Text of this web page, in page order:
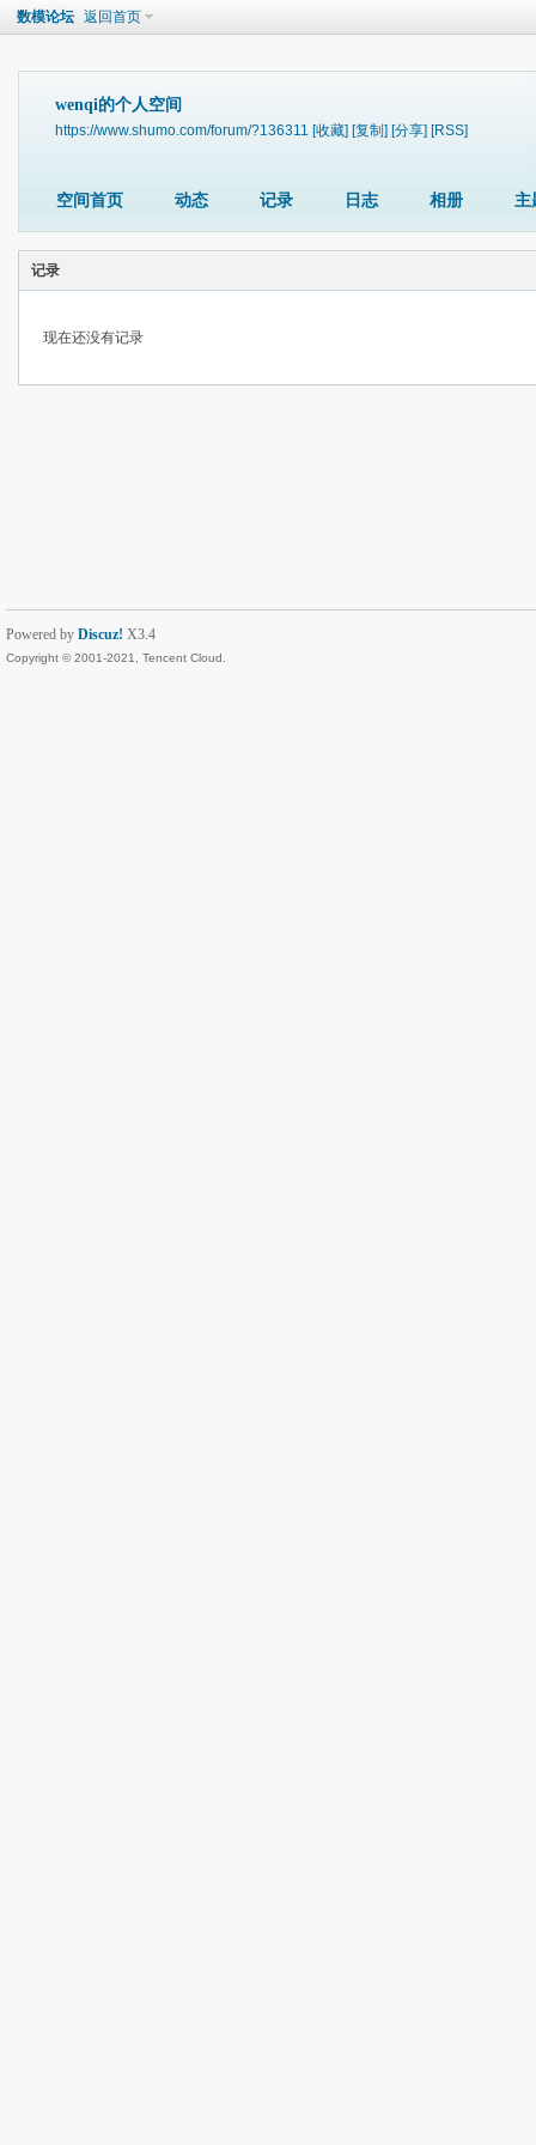
数模论坛 返回首页
wenqi的个人空间
https://www.shumo.com/forum/?136311 [收藏] [复制] [分享] [RSS]
空间首页 动态 记录 日志 相册 主
记录
现在还没有记录
Powered by Discuz! X3.4
Copyright © 2001-2021, Tencent Cloud.